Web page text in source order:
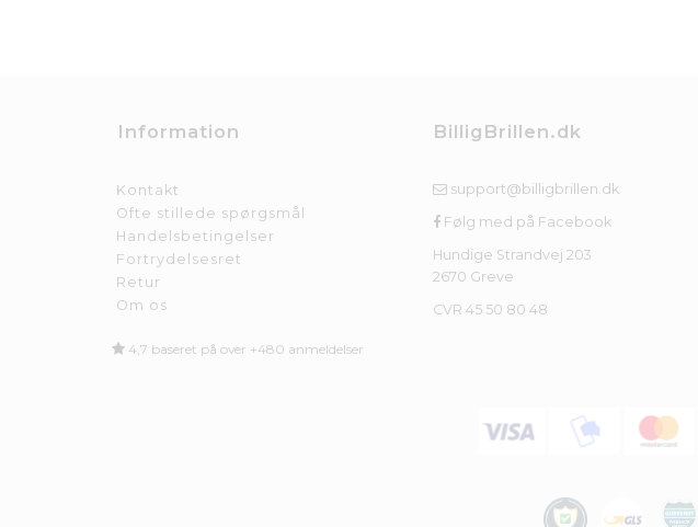
Information
Kontakt
Ofte stillede spørgsmål
Handelsbetingelser
Fortrydelsesret
Retur
Om os
4,7 baseret på over +480 anmeldelser
BilligBrillen.dk
support@billigbrillen.dk
Følg med på Facebook
Hundige Strandvej 203
2670 Greve
CVR 45 50 80 48